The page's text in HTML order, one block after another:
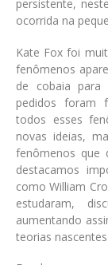
persistente,
ocorrida na
Kate Fox foi
fenômenos
de cobaia para
pedidos foram
todos esses
novas ideias,
fenômenos que
destacamos
como William
estudaram,
aumentando
teorias nascentes.